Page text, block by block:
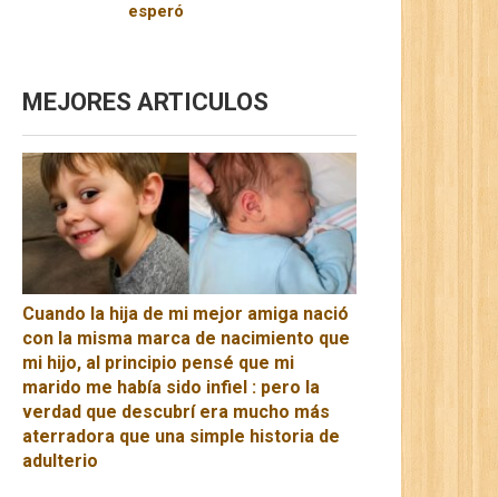
esperó
MEJORES ARTICULOS
Cuando la hija de mi mejor amiga nació
con la misma marca de nacimiento que
mi hijo, al principio pensé que mi
marido me había sido infiel : pero la
verdad que descubrí era mucho más
aterradora que una simple historia de
adulterio